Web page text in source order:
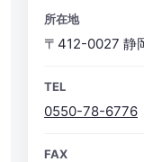
所在地
〒412-0027 静
TEL
0550-78-6776
FAX